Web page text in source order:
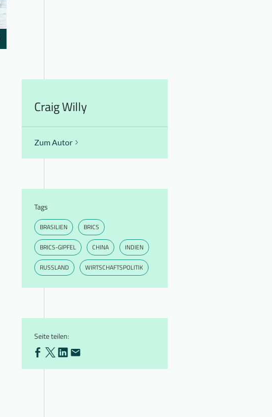
Craig Willy
Zum Autor
Tags
BRASILIEN BRICS
BRICS-GIPFEL CHINA INDIEN
RUSSLAND WIRTSCHAFTSPOLITIK
Seite teilen: